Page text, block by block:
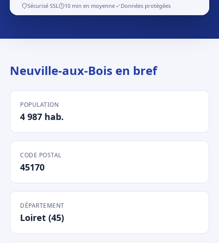
Sécurisé SSL 10 min en moyenne Données protégées
Neuville-aux-Bois en bref
POPULATION
4 987 hab.
CODE POSTAL
45170
DÉPARTEMENT
Loiret (45)